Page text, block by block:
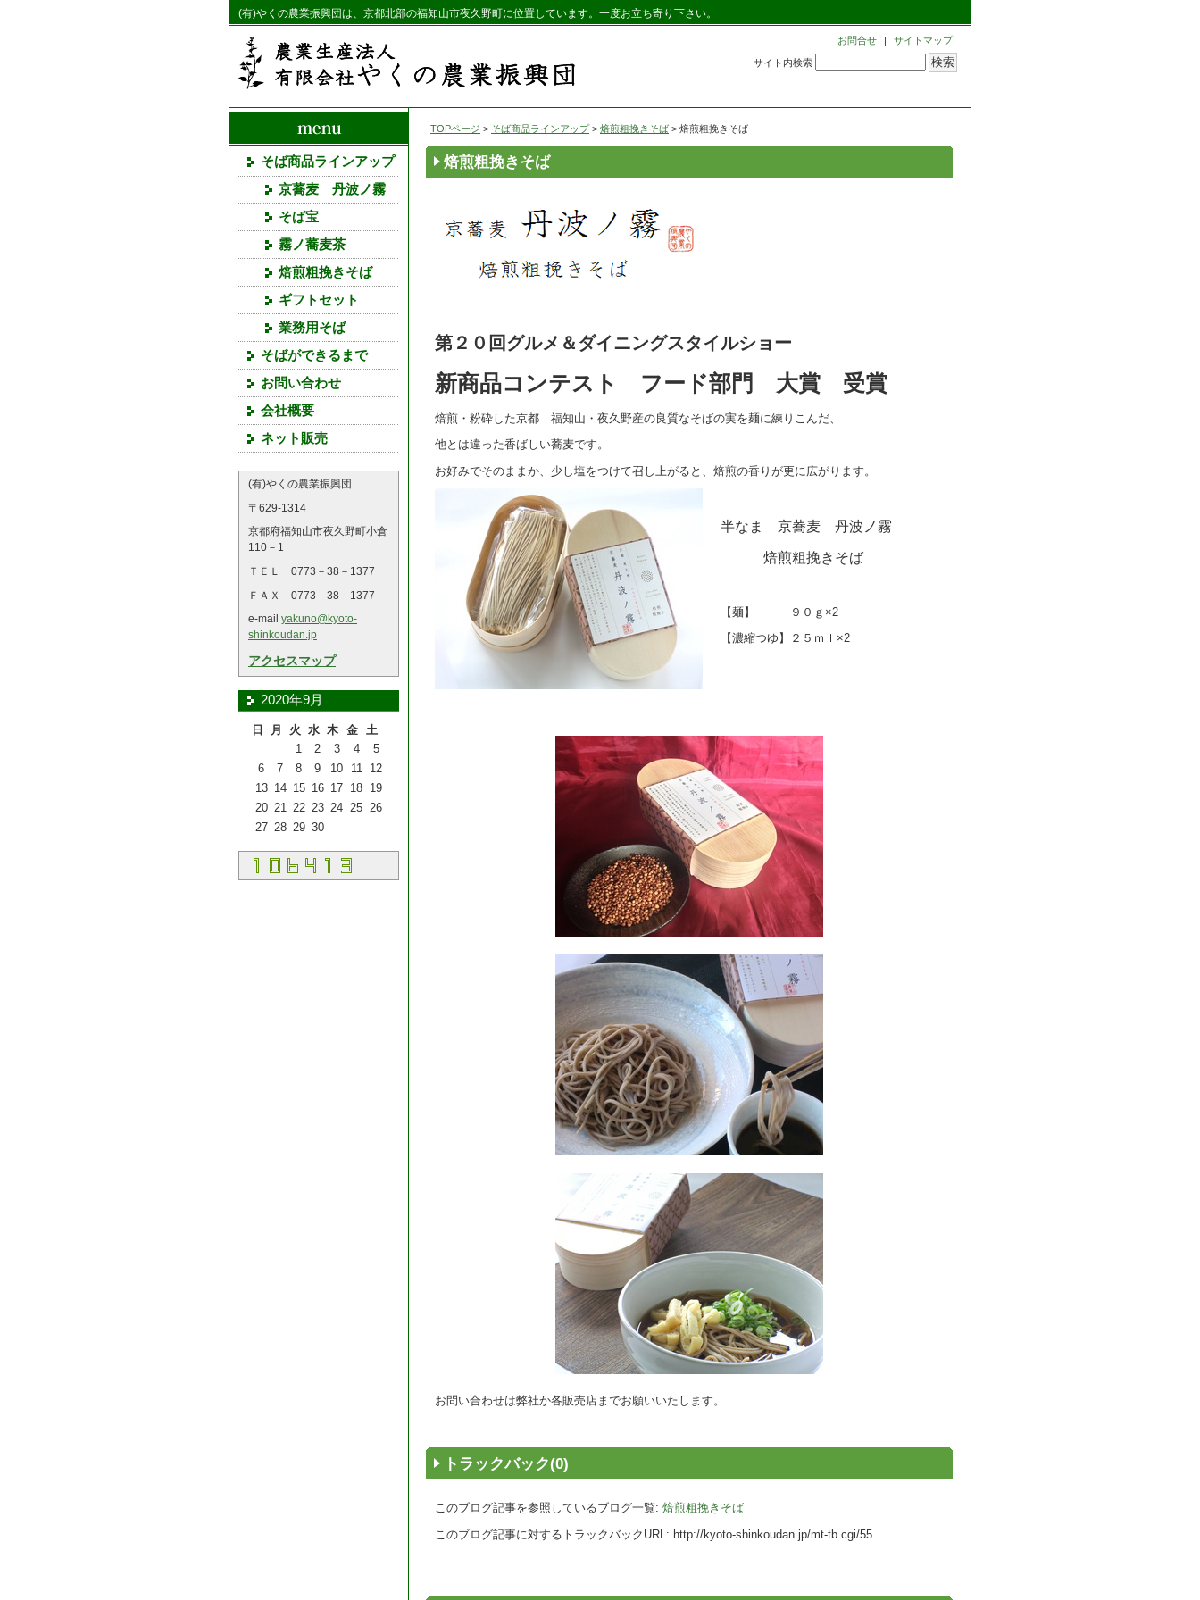
(有)やくの農業振興団は、京都北部の福知山市夜久野町に位置しています。一度お立ち寄り下さい。
お問合せ | サイトマップ
サイト内検索
TOPページ > そば商品ラインアップ> 焙煎粗挽きそば > 焙煎粗挽きそば
焙煎粗挽きそば
第２０回グルメ＆ダイニングスタイルショー
新商品コンテスト フード部門 大賞 受賞
焙煎・粉砕した京都 福知山・夜久野産の良質なそばの実を麺に練りこんだ、
他とは違った香ばしい蕎麦です。
お好みでそのままか、少し塩をつけて召し上がると、焙煎の香りが更に広がります。
半なま 京蕎麦 丹波ノ霧
焙煎粗挽きそば
【麺】 ９０ｇ×2
【濃縮つゆ】２５ｍｌ×2
お問い合わせは弊社か各販売店までお願いいたします。
トラックバック(0)
このブログ記事を参照しているブログ一覧: 焙煎粗挽きそば
このブログ記事に対するトラックバックURL: http://kyoto-shinkoudan.jp/mt-tb.cgi/55
そば商品ラインアップ
京蕎麦 丹波ノ霧
そば宝
霧ノ蕎麦茶
焙煎粗挽きそば
ギフトセット
業務用そば
そばができるまで
お問い合わせ
会社概要
ネット販売
(有)やくの農業振興団
〒629-1314
京都府福知山市夜久野町小倉
110－1
ＴＥＬ 0773－38－1377
ＦＡＸ 0773－38－1377
e-mail yakuno@kyoto-
shinkoudan.jp
アクセスマップ
2020年9月
日 月 火 水 木 金
土
1
2 3 4
5
6
7 8 9 10 11
12
13 14 15 16 17 18 19
20 21 22 23 24 25 26
27 28 29 30